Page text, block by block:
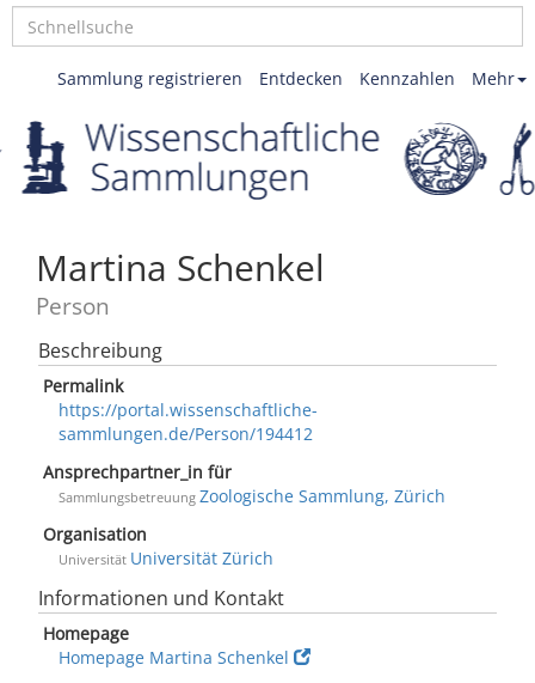
Mehr
Kennzahlen
Entdecken
Sammlung registrieren
Martina Schenkel
Person
Beschreibung
Permalink
https://portal.wissenschaftliche-
sammlungen.de/Person/194412
Ansprechpartner_in für
Sammlungsbetreuung Zoologische Sammlung, Zürich
Organisation
Universität Universität Zürich
Informationen und Kontakt
Homepage
Homepage Martina Schenkel